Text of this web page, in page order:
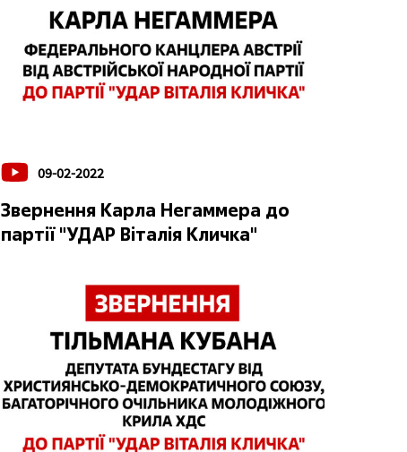
09-02-2022
Звернення Карла Негаммера до
партії "УДАР Віталія Кличка"